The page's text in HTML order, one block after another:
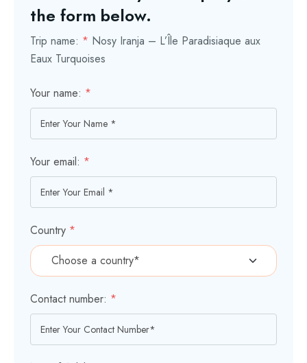
the form below.
Trip name: * Nosy Iranja – L’Île Paradisiaque aux
Eaux Turquoises
Your name: *
Your email: *
Country *
Contact number: *